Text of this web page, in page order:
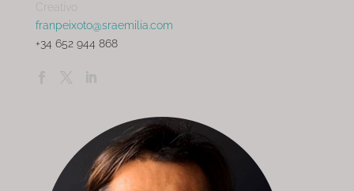
Creativo
franpeixoto@sraemilia.com
+34 652 944 868